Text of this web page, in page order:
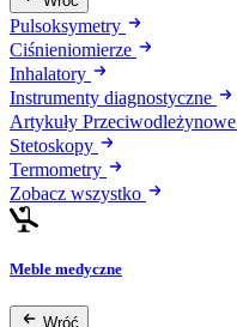
Pulsoksymetry
Ciśnieniomierze
Inhalatory
Instrumenty diagnostyczne
Artykuły Przeciwodleżynowe
Stetoskopy
Termometry
Zobacz wszystko
Meble medyczne
Wróć